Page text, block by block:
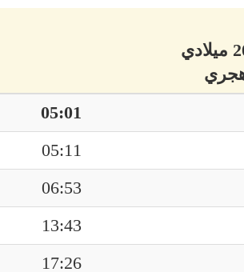
05:01
05:11
06:53
13:43
17:26